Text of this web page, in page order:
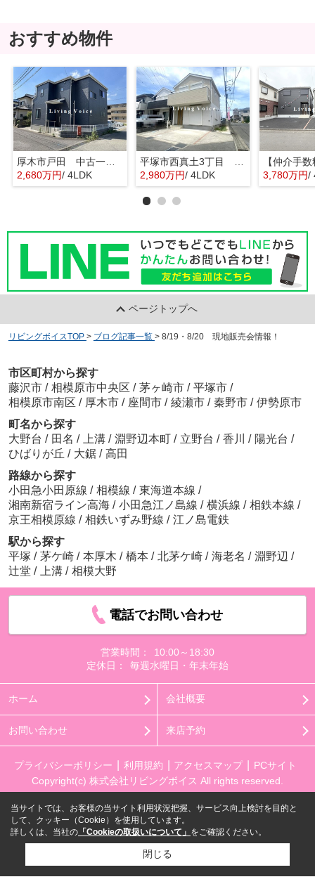
おすすめ物件
厚木市戸田 中古一戸建て
2,680万円/ 4LDK
平塚市西真土3丁目 中古一戸建て
2,980万円/ 4LDK 3,780万円/
ページトップへ
リビングボイスTOP > ブログ記事一覧 > 8/19・8/20 現地販売会情報！
市区町村から探す
藤沢市 / 相模原市中央区 / 茅ヶ崎市 / 平塚市 /
相模原市南区 / 厚木市 / 座間市 / 綾瀬市 / 秦野市 / 伊勢原市
町名から探す
大野台 / 田名 / 上溝 / 淵野辺本町 / 立野台 / 香川 / 陽光台 /
ひばりが丘 / 大鋸 / 高田
路線から探す
小田急小田原線 / 相模線 / 東海道本線 /
湘南新宿ライン高海 / 小田急江ノ島線 / 横浜線 / 相鉄本線 /
京王相模原線 / 相鉄いずみ野線 / 江ノ島電鉄
駅から探す
平塚 / 茅ケ崎 / 本厚木 / 橋本 / 北茅ケ崎 / 海老名 / 淵野辺 /
辻堂 / 上溝 / 相模大野
電話でお問い合わせ
営業時間：
10:00～18:30
定休日：
毎週水曜日・年末年始
ホーム 会社概要
お問い合わせ 来店予約
プライバシーポリシー 利用規約 アクセスマップ
PCサイト
Copyright(c) 株式会社リビングボイス All rights reserved.
当サイトでは、お客様の当サイト利用状況把握、サービス向上検討を目的と
して、クッキー（Cookie）を使用しています。
詳しくは、当社の 「Cookieの取扱いについて」 をご確認ください。
閉じる